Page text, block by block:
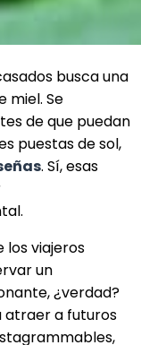
busca una
miel. Se
de que puedan
puestas de sol,
. Sí, esas
los viajeros
un
¿verdad?
atraer a futuros